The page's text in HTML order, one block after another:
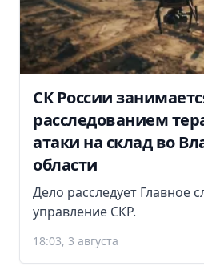
СК России
расследованием
атаки на склад во
области
Дело расследует Главное
управление СКР.
18:03, 3 августа